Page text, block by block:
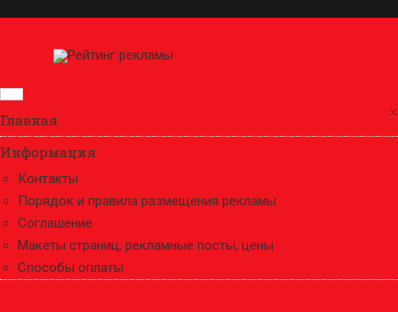
×
Главная
Информация
Контакты
Порядок и правила размещения рекламы
Соглашение
Макеты страниц, рекламные посты, цены
Способы оплаты